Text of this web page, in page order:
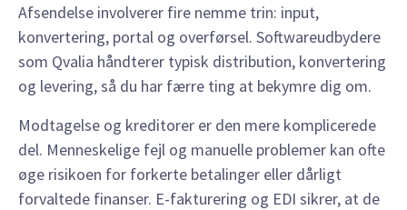
Afsendelse involverer fire nemme trin: input,
konvertering, portal og overførsel. Softwareudbydere
som Qvalia håndterer typisk distribution, konvertering
og levering, så du har færre ting at bekymre dig om.
Modtagelse og kreditorer er den mere komplicerede
del. Menneskelige fejl og manuelle problemer kan ofte
øge risikoen for forkerte betalinger eller dårligt
forvaltede finanser. E-fakturering og EDI sikrer, at de